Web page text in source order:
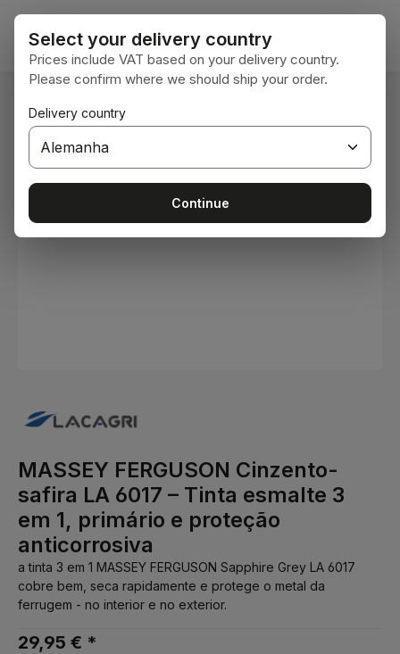
Ir para o conteúdo principal
Você está aqui: Home
MASSEY FERGUSON Cinzento-
safira LA 6017 – Tinta esmalte 3
em 1, primário e proteção
anticorrosiva
a tinta 3 em 1 MASSEY FERGUSON Sapphire Grey LA 6017
cobre bem, seca rapidamente e protege o metal da
ferrugem - no interior e no exterior.
29,95 € *
Select your delivery country
Prices include VAT based on your delivery country.
Please confirm where we should ship your order.
Delivery country
Continue